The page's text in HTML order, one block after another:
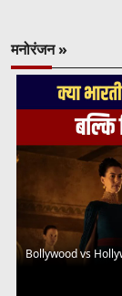
मनोरंजन »
Bollywood vs